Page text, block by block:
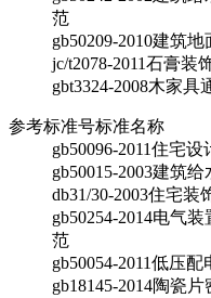
范
gb50209-2010建筑地
jc/t2078-2011石膏装
gbt3324-2008木家具
参考标准号标准名称
gb50096-2011住宅设
gb50015-2003建筑给
db31/30-2003住宅装
gb50254-2014电气装
范
gb50054-2011低压配
gb18145-2014陶瓷片